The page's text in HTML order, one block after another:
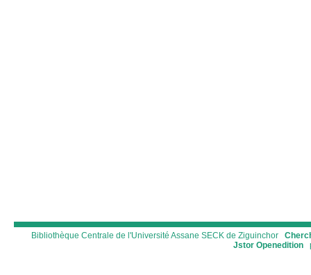
Bibliothèque Centrale de l'Université Assane SECK de Ziguinchor
Jstor Openedition